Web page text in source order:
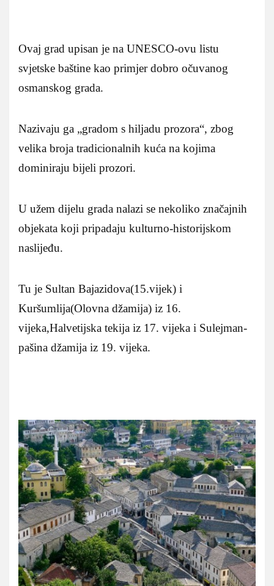
Ovaj grad upisan je na UNESCO-ovu listu
svjetske baštine kao primjer dobro očuvanog
osmanskog grada.
Nazivaju ga „gradom s hiljadu prozora“, zbog
velika broja tradicionalnih kuća na kojima
dominiraju bijeli prozori.
U užem dijelu grada nalazi se nekoliko značajnih
objekata koji pripadaju kulturno-historijskom
naslijeđu.
Tu je Sultan Bajazidova(15.vijek) i
Kuršumlija(Olovna džamija) iz 16.
vijeka,Halvetijska tekija iz 17. vijeka i Sulejman-
pašina džamija iz 19. vijeka.